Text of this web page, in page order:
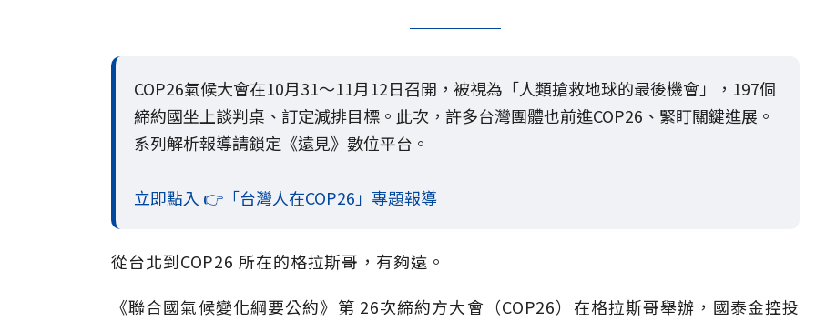
COP26氣候大會在10月31～11月12日召開，被視為「人類搶救地球的最後機會」，197個
締約國坐上談判桌、訂定減排目標。此次，許多台灣團體也前進COP26、緊盯關鍵進展。
系列解析報導請鎖定《遠見》數位平台。
立即點入 👉「台灣人在COP26」專題報導
從台北到COP26 所在的格拉斯哥，有夠遠。
《聯合國氣候變化綱要公約》第 26次締約方大會（COP26）在格拉斯哥舉辦，國泰金控投